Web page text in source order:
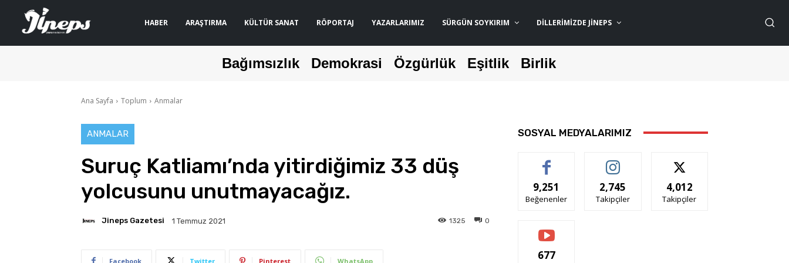
HABER ARAŞTIRMA KÜLTÜR SANAT RÖPORTAJ YAZARLARIMIZ SÜRGÜN SOYKIRIM DILLERIMIZDE JİNEPS
Bağımsızlık Demokrasi Özgürlük Eşitlik Birlik
Ana Sayfa Toplum Anmalar
ANMALAR
Suruç Katliamı’nda yitirdiğimiz 33 düş
yolcusunu unutmayacağız.
Jineps Gazetesi 1 Temmuz 2021 0
1325
Facebook Twitter Pinterest WhatsApp
SOSYAL MEDYALARIMIZ
9,251
Beğenenler
2,745
Takipçiler
4,012
Takipçiler
677